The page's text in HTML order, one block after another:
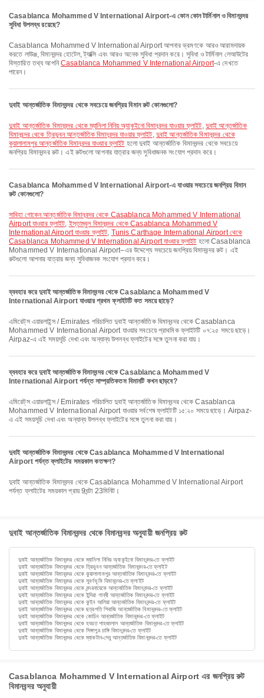
Casablanca Mohammed V International Airport-এ কোন কোন টার্মিনাল ও বিমানবন্দর
সুবিধা উপলব্ধ রয়েছে?
Casablanca Mohammed V International Airport আপনার ভ্রমণকে আরও আরামদায়ক
করতে লাউঞ্জ, বিমানবন্দর হোটেল, ট্যাক্সি এবং আরও অনেক সুবিধা প্রদান করে। সুবিধা ও টার্মিনাল লেআউটের
বিস্তারিত তথ্য আপনিCasablanca Mohammed V International Airport-এ দেখতে
পারেন।
দুবাই আন্তর্জাতিক বিমানবন্দর থেকে সবচেয়ে জনপ্রিয় বিমান রুট কোনগুলো?
দুবাই আন্তর্জাতিক বিমানবন্দর থেকে ম্যানিলা নিনিয় অ্যাকুইনো বিমানবন্দর যাওয়ার ফ্লাইট, দুবাই আন্তর্জাতিক
বিমানবন্দর থেকে ত্রিভুবন আন্তর্জাতিক বিমানবন্দর যাওয়ার ফ্লাইট, দুবাই আন্তর্জাতিক বিমানবন্দর থেকে
কুয়ালালামপুর আন্তর্জাতিক বিমানবন্দর যাওয়ার ফ্লাইট হলো দুবাই আন্তর্জাতিক বিমানবন্দর থেকে সবচেয়ে
জনপ্রিয় বিমানবন্দর রুট। এই রুটগুলো আপনার যাত্রার জন্য সুবিধাজনক সংযোগ প্রদান করে।
Casablanca Mohammed V International Airport-এ যাওয়ার সবচেয়ে জনপ্রিয় বিমান
রুট কোনগুলো?
সাবিহা গোকেন আন্তর্জাতিক বিমানবন্দর থেকে Casablanca Mohammed V International
Airport যাওয়ার ফ্লাইট, ইস্তাম্বুল বিমানবন্দর থেকে Casablanca Mohammed V
International Airport যাওয়ার ফ্লাইট, Tunis Carthage International Airport থেকে
Casablanca Mohammed V International Airport যাওয়ার ফ্লাইট হলো Casablanca
Mohammed V International Airport–এর উদ্দেশ্যে সবচেয়ে জনপ্রিয় বিমানবন্দর রুট। এই
রুটগুলো আপনার যাত্রার জন্য সুবিধাজনক সংযোগ প্রদান করে।
ব্যবহার করে দুবাই আন্তর্জাতিক বিমানবন্দর থেকে Casablanca Mohammed V
International Airport যাওয়ার প্রথম ফ্লাইটটি কত সময়ে ছাড়ে?
এমিরেট্‌স এয়ারলাইন্স / Emirates পরিচালিত দুবাই আন্তর্জাতিক বিমানবন্দর থেকে Casablanca
Mohammed V International Airport যাওয়ার সবচেয়ে প্রাথমিক ফ্লাইটটি ০৭:২৫ সময়ে ছাড়ে।
Airpaz-এ এই সময়সূচি দেখা এবং অন্যান্য উপলব্ধ ফ্লাইটের সঙ্গে তুলনা করা যায়।
ব্যবহার করে দুবাই আন্তর্জাতিক বিমানবন্দর থেকে Casablanca Mohammed V
International Airport পর্যন্ত সাম্প্রতিকতম বিমানটি কখন ছাড়বে?
এমিরেট্‌স এয়ারলাইন্স / Emirates পরিচালিত দুবাই আন্তর্জাতিক বিমানবন্দর থেকে Casablanca
Mohammed V International Airport যাওয়ার সর্বশেষ ফ্লাইটটি ১৫:২০ সময়ে ছাড়ে। Airpaz-
এ এই সময়সূচি দেখা এবং অন্যান্য উপলব্ধ ফ্লাইটের সঙ্গে তুলনা করা যায়।
দুবাই আন্তর্জাতিক বিমানবন্দর থেকে Casablanca Mohammed V International
Airport পর্যন্ত ফ্লাইটের সময়কাল কতক্ষণ?
দুবাই আন্তর্জাতিক বিমানবন্দর থেকে Casablanca Mohammed V International Airport
পর্যন্ত ফ্লাইটের সময়কাল প্রায় 9ঘন্টা 23মিনিট।
দুবাই আন্তর্জাতিক বিমানবন্দর থেকে বিমানবন্দর অনুযায়ী জনপ্রিয় রুট
দুবাই আন্তর্জাতিক বিমানবন্দর থেকে ম্যানিলা নিনিয় অ্যাকুইনো বিমানবন্দর-তে ফ্লাইট
দুবাই আন্তর্জাতিক বিমানবন্দর থেকে ত্রিভুবন আন্তর্জাতিক বিমানবন্দর-তে ফ্লাইট
দুবাই আন্তর্জাতিক বিমানবন্দর থেকে কুয়ালালামপুর আন্তর্জাতিক বিমানবন্দর-তে ফ্লাইট
দুবাই আন্তর্জাতিক বিমানবন্দর থেকে সুবর্ণভূমি বিমানবন্দর-তে ফ্লাইট
দুবাই আন্তর্জাতিক বিমানবন্দর থেকে বন্দরনায়েকে আন্তর্জাতিক বিমানবন্দর-তে ফ্লাইট
দুবাই আন্তর্জাতিক বিমানবন্দর থেকে ইন্দিরা গান্ধী আন্তর্জাতিক বিমানবন্দর-তে ফ্লাইট
দুবাই আন্তর্জাতিক বিমানবন্দর থেকে কুইন আলিয়া আন্তর্জাতিক বিমানবন্দর-তে ফ্লাইট
দুবাই আন্তর্জাতিক বিমানবন্দর থেকে ছত্রপতি শিবাজি আন্তর্জাতিক বিমানবন্দর-তে ফ্লাইট
দুবাই আন্তর্জাতিক বিমানবন্দর থেকে কোচিন আন্তর্জাতিক বিমানবন্দর-তে ফ্লাইট
দুবাই আন্তর্জাতিক বিমানবন্দর থেকে হযরত শাহজালাল আন্তর্জাতিক বিমানবন্দর-তে ফ্লাইট
দুবাই আন্তর্জাতিক বিমানবন্দর থেকে সিঙ্গাপুর চাঙ্গি বিমানবন্দর-তে ফ্লাইট
দুবাই আন্তর্জাতিক বিমানবন্দর থেকে ম্যাকটান-সেবু আন্তর্জাতিক বিমানবন্দর-তে ফ্লাইট
Casablanca Mohammed V International Airport এর জনপ্রিয় রুট
বিমানবন্দর অনুযায়ী